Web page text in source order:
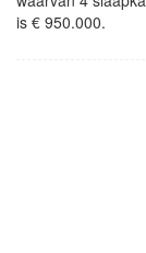
is € 950.000.